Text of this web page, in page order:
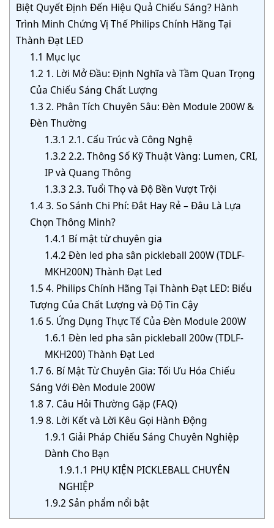
Biệt Quyết Định Đến Hiệu Quả Chiếu Sáng? Hành
Trình Minh Chứng Vị Thế Philips Chính Hãng Tại
Thành Đạt LED
1.1 Mục lục
1.2 1. Lời Mở Đầu: Định Nghĩa và Tầm Quan Trọng
Của Chiếu Sáng Chất Lượng
1.3 2. Phân Tích Chuyên Sâu: Đèn Module 200W &
Đèn Thường
1.3.1 2.1. Cấu Trúc và Công Nghệ
1.3.2 2.2. Thông Số Kỹ Thuật Vàng: Lumen, CRI,
IP và Quang Thông
1.3.3 2.3. Tuổi Thọ và Độ Bền Vượt Trội
1.43. So Sánh Chi Phí: Đắt Hay Rẻ – Đâu Là Lựa
Chọn Thông Minh?
1.4.1 Bí mật từ chuyên gia
1.4.2 Đèn led pha sân pickleball 200W (TDLF-
MKH200N) Thành Đạt Led
1.5 4. Philips Chính Hãng Tại Thành Đạt LED: Biểu
Tượng Của Chất Lượng và Độ Tin Cậy
1.6 5. Ứng Dụng Thực Tế Của Đèn Module 200W
1.6.1 Đèn led pha sân pickleball 200w (TDLF-
MKH200) Thành Đạt Led
1.76. Bí Mật Từ Chuyên Gia: Tối Ưu Hóa Chiếu
Sáng Với Đèn Module 200W
1.8 7. Câu Hỏi Thường Gặp (FAQ)
1.9 8. Lời Kết và Lời Kêu Gọi Hành Động
1.9.1 Giải Pháp Chiếu Sáng Chuyên Nghiệp
Dành Cho Bạn
1.9.1.1 PHỤ KIỆN PICKLEBALL CHUYÊN
NGHIỆP
1.9.2 Sản phẩm nổi bật